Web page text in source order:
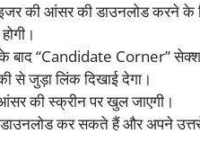
की आंसर की डाउनलोड करने के
बाद “Candidate Corner”
से जुड़ा लिंक दिखाई देगा।
की स्क्रीन पर खुल जाएगी।
डाउनलोड कर सकते हैं और अपने